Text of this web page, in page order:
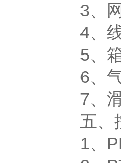
3、
4、
5、
6、
7、
五、
1、